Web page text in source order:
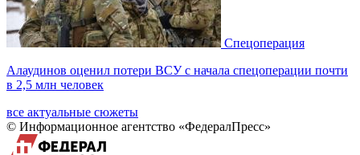
Спецоперация
Алаудинов оценил потери ВСУ с начала спецоперации почти
в 2,5 млн человек
все актуальные сюжеты
© Информационное агентство «ФедералПресс»